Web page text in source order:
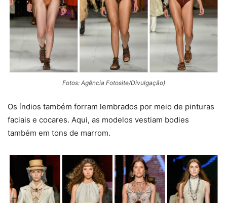
Fotos: Agência Fotosite/Divulgação)
Os índios também forram lembrados por meio de pinturas
faciais e cocares. Aqui, as modelos vestiam bodies
também em tons de marrom.